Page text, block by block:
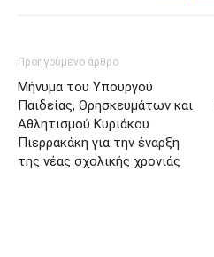
Προηγούμενο άρθρο
Μήνυμα του Υπουργού
Παιδείας, Θρησκευμάτων και
Αθλητισμού Κυριάκου
Πιερρακάκη για την έναρξη
της νέας σχολικής χρονιάς